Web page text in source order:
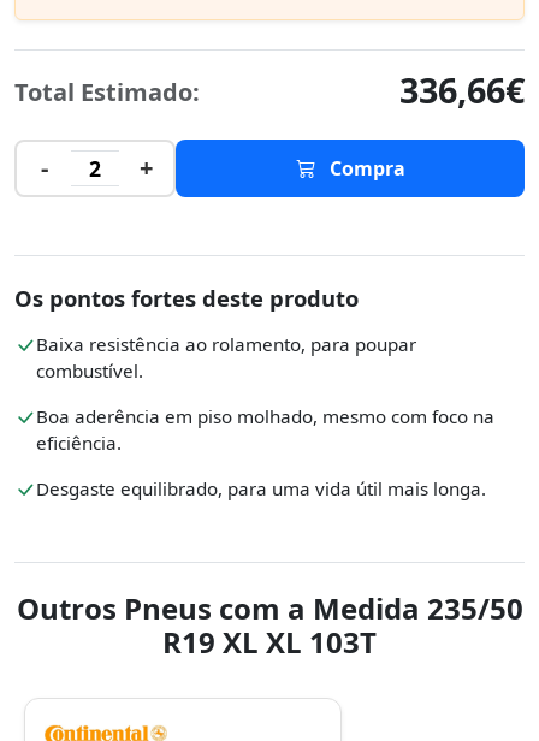
Total Estimado: 336,66€
- 2 + Compra
Os pontos fortes deste produto
Baixa resistência ao rolamento, para poupar
combustível.
Boa aderência em piso molhado, mesmo com foco na
eficiência.
Desgaste equilibrado, para uma vida útil mais longa.
Outros Pneus com a Medida 235/50
R19 XL XL 103T